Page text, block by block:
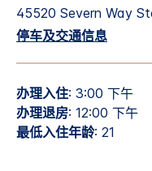
45520 Severn Way
停车及交通信息
办理入住: 3:00 下午
办理退房: 12:00 下午
最低入住年龄: 21